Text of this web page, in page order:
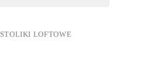
STOLIKI LOFTOWE